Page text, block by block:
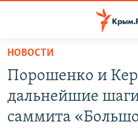
Вернуться
основному
содержанию
СПЕЦПРОЕКТЫ
НОВОСТИ
Порошенко и
дальнейшие
саммита